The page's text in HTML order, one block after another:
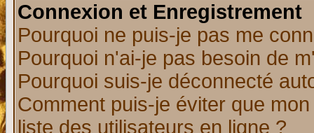
Connexion et Enregistrement
Pourquoi ne puis-je pas me
Pourquoi n'ai-je pas besoin de
Pourquoi suis-je déconnecté
Comment puis-je éviter que
liste des utilisateurs en ligne ?